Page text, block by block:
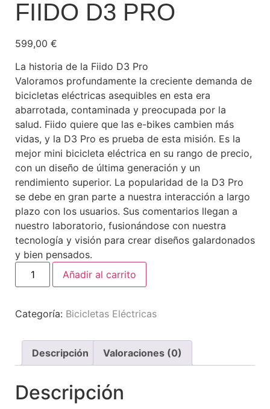
FIIDO D3 PRO
599,00 €
La historia de la Fiido D3 Pro
Valoramos profundamente la creciente demanda de
bicicletas eléctricas asequibles en esta era
abarrotada, contaminada y preocupada por la
salud. Fiido quiere que las e-bikes cambien más
vidas, y la D3 Pro es prueba de esta misión. Es la
mejor mini bicicleta eléctrica en su rango de precio,
con un diseño de última generación y un
rendimiento superior. La popularidad de la D3 Pro
se debe en gran parte a nuestra interacción a largo
plazo con los usuarios. Sus comentarios llegan a
nuestro laboratorio, fusionándose con nuestra
tecnología y visión para crear diseños galardonados
y bien pensados.
Añadir al carrito
Categoría: Bicicletas Eléctricas
Descripción Valoraciones (0)
Descripción